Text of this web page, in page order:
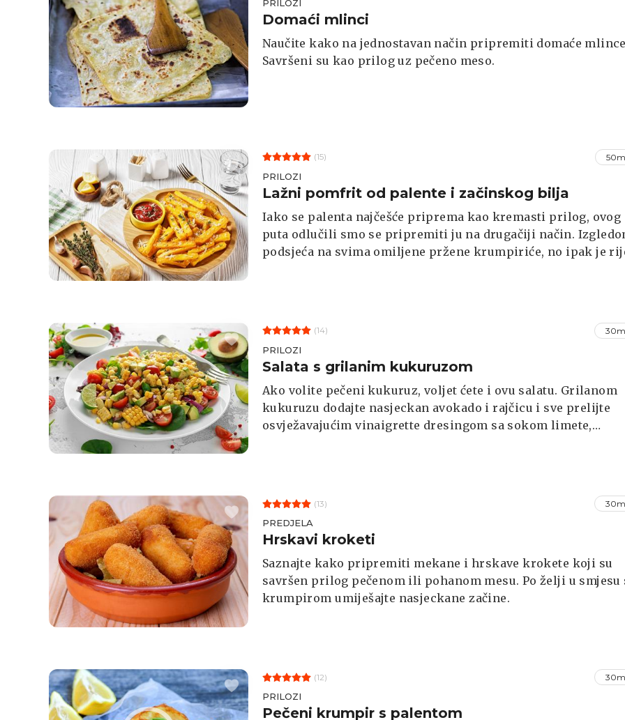
PRILOZI
Domaći mlinci
Naučite kako na jednostavan način pripremiti domaće
Savršeni su kao prilog uz pečeno meso.
(15)
PRILOZI
Lažni pomfrit od palente i začinskog bilja
Iako se palenta najčešće priprema kao kremasti prilog, ovog
puta odlučili smo se pripremiti ju na drugačiji način.
podsjeća na svima omiljene pržene krumpiriće, no ipak je
(14)
PRILOZI
Salata s grilanim kukuruzom
Ako volite pečeni kukuruz, voljet ćete i ovu salatu. Grilanom
kukuruzu dodajte nasjeckan avokado i rajčicu i sve prelijte
osvježavajućim vinaigrette dresingom sa sokom limete,
(13)
PREDJELA
Hrskavi kroketi
Saznajte kako pripremiti mekane i hrskave krokete koji su
savršen prilog pečenom ili pohanom mesu. Po želji u smjesu
krumpirom umiješajte nasjeckane začine.
(12)
PRILOZI
Pečeni krumpir s palentom